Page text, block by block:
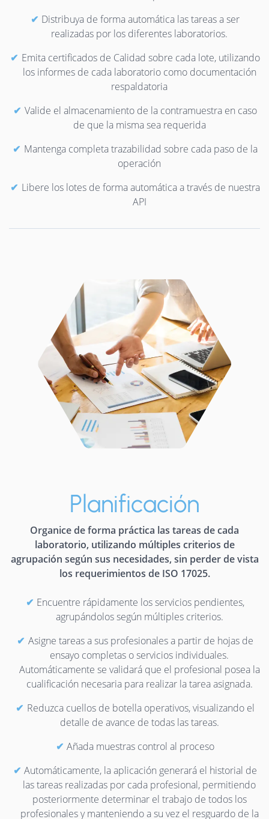
Distribuya de forma automática las tareas a ser
realizadas por los diferentes laboratorios.
Emita certificados de Calidad sobre cada lote, utilizando
los informes de cada laboratorio como documentación
respaldatoria
Valide el almacenamiento de la contramuestra en caso
de que la misma sea requerida
Mantenga completa trazabilidad sobre cada paso de la
operación
Libere los lotes de forma automática a través de nuestra
API
Planificación
Organice de forma práctica las tareas de cada
laboratorio, utilizando múltiples criterios de
agrupación según sus necesidades, sin perder de vista
los requerimientos de ISO 17025.
Encuentre rápidamente los servicios pendientes,
agrupándolos según múltiples criterios.
Asigne tareas a sus profesionales a partir de hojas de
ensayo completas o servicios individuales.
Automáticamente se validará que el profesional posea la
cualificación necesaria para realizar la tarea asignada.
Reduzca cuellos de botella operativos, visualizando el
detalle de avance de todas las tareas.
Añada muestras control al proceso
Automáticamente, la aplicación generará el historial de
las tareas realizadas por cada profesional, permitiendo
posteriormente determinar el trabajo de todos los
profesionales y manteniendo a su vez el resguardo de la